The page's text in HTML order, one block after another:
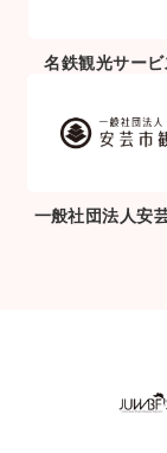
名鉄観光サー
一般社団法人安